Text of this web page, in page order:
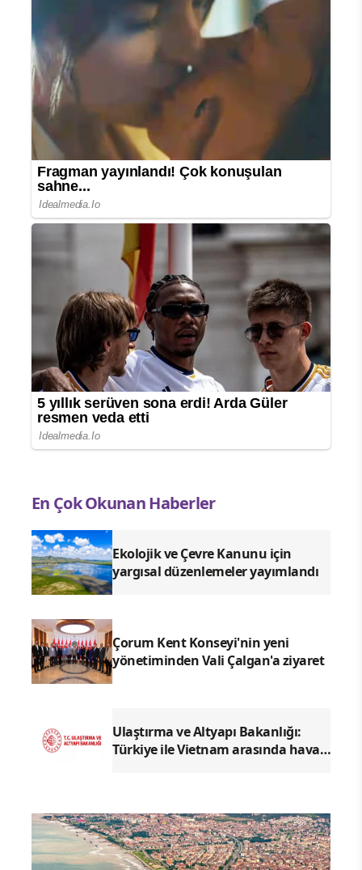
En Çok Okunan Haberler
Ekolojik ve Çevre Kanunu için
yargısal düzenlemeler yayımlandı
Çorum Kent Konseyi'nin yeni
yönetiminden Vali Çalgan'a ziyaret
Ulaştırma ve Altyapı Bakanlığı:
Türkiye ile Vietnam arasında hava